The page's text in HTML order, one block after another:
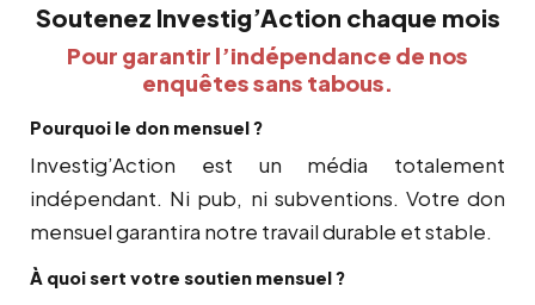
Soutenez Investig’Action chaque mois
Pour garantir l’indépendance de nos
enquêtes sans tabous.
Pourquoi le don mensuel ?
Investig’Action est un média totalement
indépendant. Ni pub, ni subventions. Votre don
mensuel garantira notre travail durable et stable.
À quoi sert votre soutien mensuel ?